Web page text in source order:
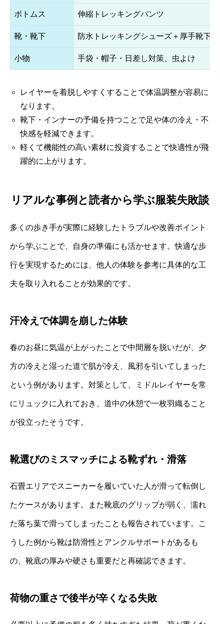
ボトムス 伸縮トレッキングパンツ
靴・靴下 防水トレッキングシューズ＋厚手靴下
小物 手袋・帽子・日差し対策、虫よけ
レイヤーを着脱しやすくすることで体温調整が容易に
なります。
靴下・インナーの予備を持つことで足や体の冷え・不
快感を軽減できます。
軽くて機能性の高い素材に投資することで快適性が飛
躍的に上がります。
リアルな事例と読者から学ぶ服装失敗談
多くの歩き手が実際に経験したトラブルや改善ポイント
から学ぶことで、自身の準備にも活かせます。快適な歩
行を実現するためには、他人の体験を参考に具体的な工
夫を取り入れることが効果的です。
汗冷えで体調を崩した体験
春のお昼に気温が上がったことで中間層を脱いだが、夕
方の冷えと湿った道で肌が冷え、風邪を引いてしまった
という例があります。対策として、ミドルレイヤーを常
にリュックに入れておき、道中の休憩で一枚羽織ること
が役立ったそうです。
靴選びのミスマッチによる靴ずれ・滑落
石畳エリアでスニーカーを履いていた人が滑って転倒し
たケースがあります。また靴底のグリップが弱く、濡れ
た落ち葉で滑ってしまったことも報告されています。こ
うした例から靴は防滑性とアンクルサポートがあるも
の、靴底の厚みや硬さも重要だと再確認できます。
荷物の重さで後半が辛くなる失敗